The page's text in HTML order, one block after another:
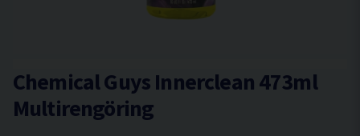
Chemical Guys Innerclean 473ml
Multirengöring